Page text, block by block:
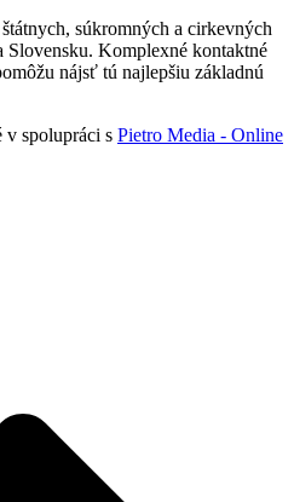
súkromných a cirkevných
Slovensku. Komplexné kontaktné
nájsť tú najlepšiu základnú
spolupráci s Pietro Media - Online